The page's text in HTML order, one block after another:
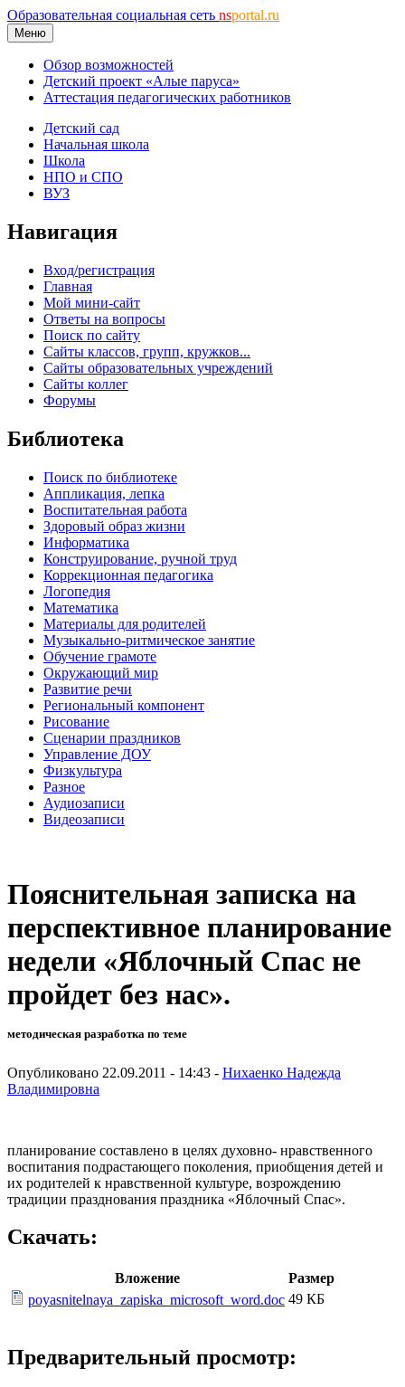
Образовательная социальная сеть nsportal.ru
Меню
Обзор возможностей
Детский проект «Алые паруса»
Аттестация педагогических работников
Детский сад
Начальная школа
Школа
НПО и СПО
ВУЗ
Навигация
Вход/регистрация
Главная
Мой мини-сайт
Ответы на вопросы
Поиск по сайту
Сайты классов, групп, кружков...
Сайты образовательных учреждений
Сайты коллег
Форумы
Библиотека
Поиск по библиотеке
Аппликация, лепка
Воспитательная работа
Здоровый образ жизни
Информатика
Конструирование, ручной труд
Коррекционная педагогика
Логопедия
Математика
Материалы для родителей
Музыкально-ритмическое занятие
Обучение грамоте
Окружающий мир
Развитие речи
Региональный компонент
Рисование
Сценарии праздников
Управление ДОУ
Физкультура
Разное
Аудиозаписи
Видеозаписи
Пояснительная записка на
перспективное планирование
недели «Яблочный Спас не
пройдет без нас».
методическая разработка по теме
Опубликовано 22.09.2011 - 14:43 - Нихаенко Надежда
Владимировна
планирование составлено в целях духовно- нравственного
воспитания подрастающего поколения, приобщения детей и
их родителей к нравственной культуре, возрождению
традиции празднования праздника «Яблочный Спас».
Скачать:
Вложение
Размер
poyasnitelnaya_zapiska_microsoft_word.doc 49 КБ
Предварительный просмотр: